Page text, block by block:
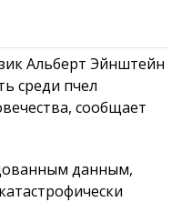
Альберт Эйнштейн
среди пчел
сообщает
данным,